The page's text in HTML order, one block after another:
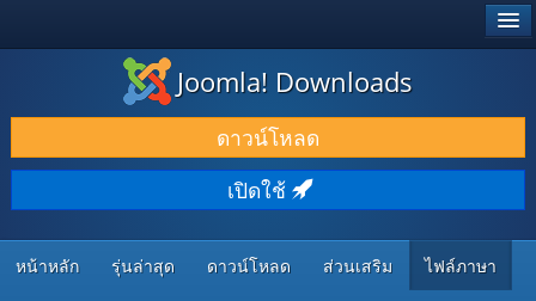
ดาวน์โหลด & ส่วนเสริม
ค้นคว้า & เรียนรู้
ชุมชน & สนับสนุน
ทรัพยากรสำหรับนักพัฒนา
Joomla! Downloads
ดาวน์โหลด
เปิดใช้
หน้าหลัก รุ่นล่าสุด ดาวน์โหลด ส่วนเสริม ไฟล์ภาษา